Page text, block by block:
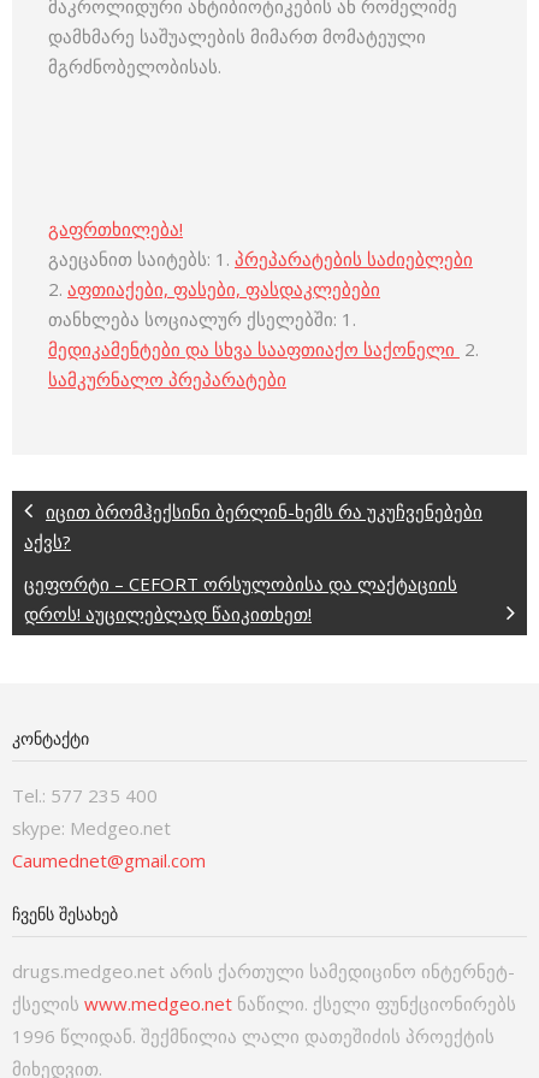
მაკროლიდური ანტიბიოტიკების ან რომელიმე
დამხმარე საშუალების მიმართ მომატეული
მგრძნობელობისას.
გაფრთხილება!
გაეცანით საიტებს: 1. პრეპარატების საძიებლები
2. აფთიაქები, ფასები, ფასდაკლებები
თანხლება სოციალურ ქსელებში: 1.
მედიკამენტები და სხვა სააფთიაქო საქონელი 2.
სამკურნალო პრეპარატები
იცით ბრომჰექსინი ბერლინ-ხემს რა უკუჩვენებები
აქვს?
ცეფორტი – CEFORT ორსულობისა და ლაქტაციის
დროს! აუცილებლად წაიკითხეთ!
ᲙᲝᲜᲢᲐᲥᲢᲘ
Tel.: 577 235 400
skype: Medgeo.net
Caumednet@gmail.com
ᲩᲕᲔᲜᲡ ᲨᲔᲡᲐᲮᲔᲑ
drugs.medgeo.net არის ქართული სამედიცინო ინტერნეტ-
ქსელის www.medgeo.net ნაწილი. ქსელი ფუნქციონირებს
1996 წლიდან. შექმნილია ლალი დათეშიძის პროექტის
მიხედვით.